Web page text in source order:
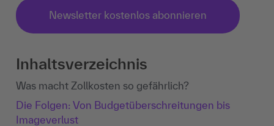
Newsletter kostenlos abonnieren
Inhaltsverzeichnis
Was macht Zollkosten so gefährlich?
Die Folgen: Von Budgetüberschreitungen bis
Imageverlust